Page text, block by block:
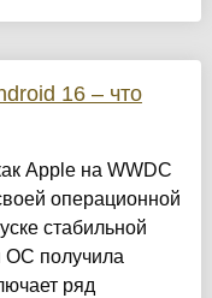
16 – что
Apple на WWDC
операционной
стабильной
ОС получила
ряд